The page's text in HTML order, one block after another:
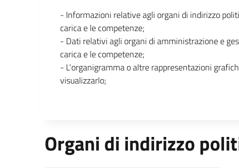
- Informazioni relative agli organi di indirizzo
carica e le competenze;
- Dati relativi agli organi di amministrazione e
carica e le competenze;
- L'organigramma o altre rappresentazioni
visualizzarlo;
Organi di indirizzo